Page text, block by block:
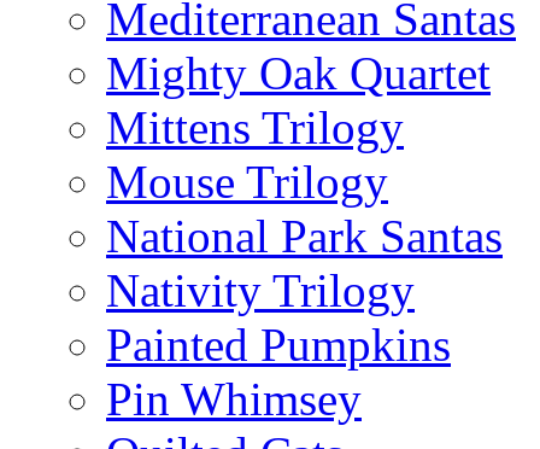
Mediterranean Santas
Mighty Oak Quartet
Mittens Trilogy
Mouse Trilogy
National Park Santas
Nativity Trilogy
Painted Pumpkins
Pin Whimsey